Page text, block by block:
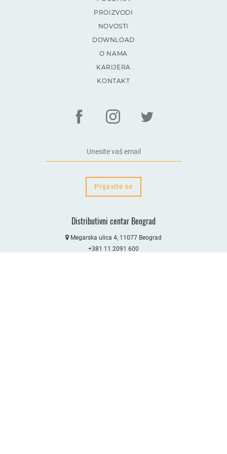
PROIZVODI
NOVOSTI
DOWNLOAD
O NAMA
KARIJERA
KONTAKT
Prijavite se
Distributivni centar Beograd
Megarska ulica 4 11077 Beograd
+381 11 2091 600